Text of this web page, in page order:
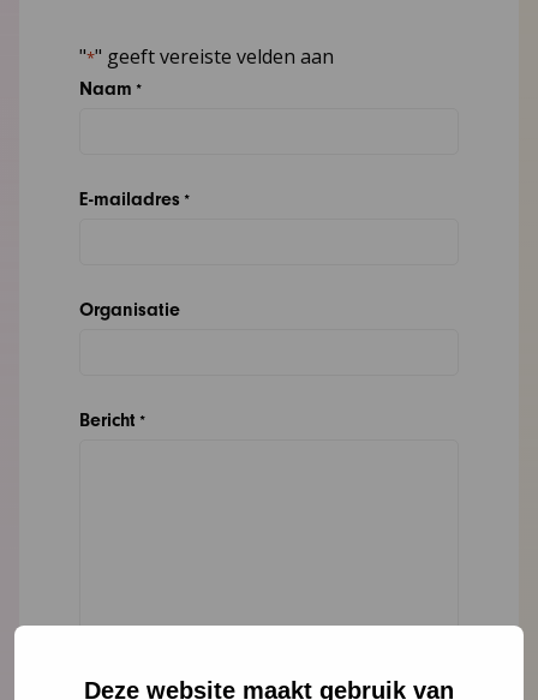
Deze website maakt gebruik van
"*" geeft vereiste velden aan
Naam *
E-mailadres *
Organisatie
Bericht *